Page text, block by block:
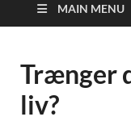
MAIN MENU
Trænger
liv?